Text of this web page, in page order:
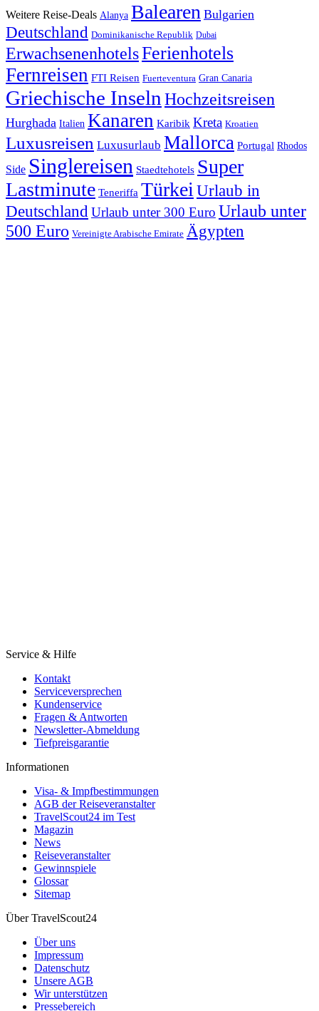
Weitere Reise-Deals Alanya Balearen Bulgarien
Deutschland Dominikanische Republik Dubai
ErwachsenenhotelsFerienhotels
Fernreisen FTI Reisen Fuerteventura Gran Canaria
Griechische Inseln Hochzeitsreisen
Hurghada Italien Kanaren Karibik Kreta Kroatien
Luxusreisen Luxusurlaub Mallorca Portugal Rhodos
Side Singlereisen Staedtehotels Super
Lastminute Teneriffa Türkei Urlaub in
DeutschlandUrlaub unter 300 Euro Urlaub unter
500 Euro Vereinigte Arabische Emirate Ägypten
Service & Hilfe
Kontakt
Serviceversprechen
Kundenservice
Fragen & Antworten
Newsletter-Abmeldung
Tiefpreisgarantie
Informationen
Visa- & Impfbestimmungen
AGB der Reiseveranstalter
TravelScout24 im Test
Magazin
News
Reiseveranstalter
Gewinnspiele
Glossar
Sitemap
Über TravelScout24
Über uns
Impressum
Datenschutz
Unsere AGB
Wir unterstützen
Pressebereich